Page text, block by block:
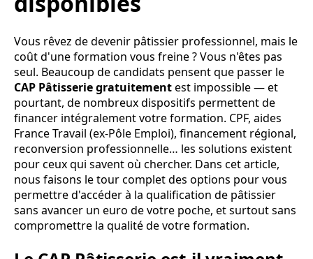
Vous rêvez de devenir pâtissier professionnel, mais le
coût d'une formation vous freine ? Vous n'êtes pas
seul. Beaucoup de candidats pensent que passer le
CAP Pâtisserie gratuitementest impossible — et
pourtant, de nombreux dispositifs permettent de
financer intégralement votre formation. CPF, aides
France Travail (ex-Pôle Emploi), financement régional,
reconversion professionnelle… les solutions existent
pour ceux qui savent où chercher. Dans cet article,
nous faisons le tour complet des options pour vous
permettre d'accéder à la qualification de pâtissier
sans avancer un euro de votre poche, et surtout sans
compromettre la qualité de votre formation.